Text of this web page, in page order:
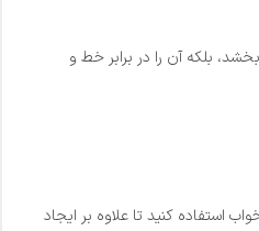
بلکه آن را در برابر خط و
استفاده کنید تا علاوه بر ایجاد